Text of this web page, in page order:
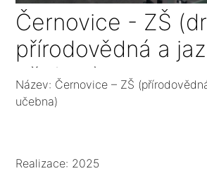
Černovice - ZŠ
přírodovědná a
učebna)
Název: Černovice – ZŠ
učebna)
Realizace: 2025